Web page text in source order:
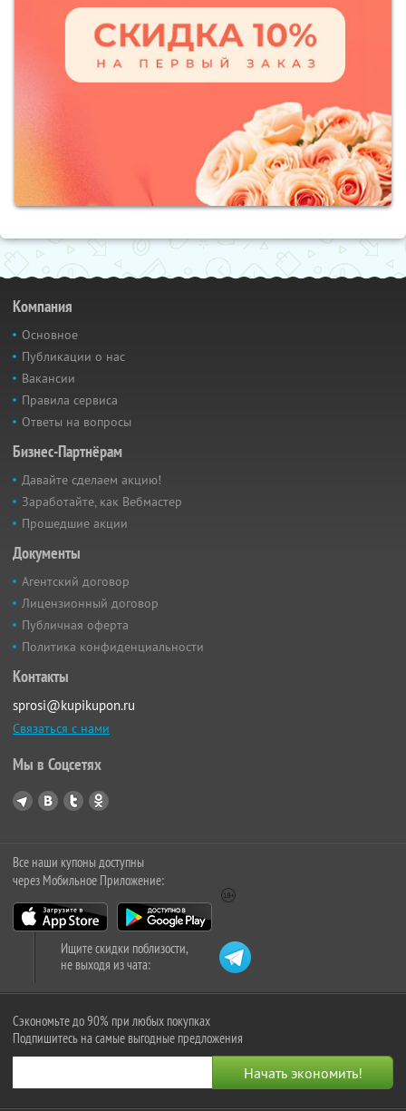
Компания
Основное
Публикации о нас
Вакансии
Правила сервиса
Ответы на вопросы
Бизнес-Партнёрам
Давайте сделаем акцию!
Заработайте, как Вебмастер
Прошедшие акции
Документы
Агентский договор
Лицензионный договор
Публичная оферта
Политика конфиденциальности
Контакты
sprosi@kupikupon.ru
Связаться с нами
Мы в Соцсетях
Все наши купоны доступны
через Мобильное Приложение:
Ищите скидки поблизости,
не выходя из чата:
Сэкономьте до 90% при любых покупках
Подпишитесь на самые выгодные предложения